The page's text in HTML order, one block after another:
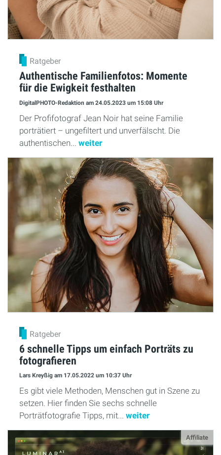
Ratgeber
Authentische Familienfotos: Momente
für die Ewigkeit festhalten
DigitalPHOTO-Redaktion am 24.05.2023 um 15:08 Uhr
Der Profifotograf Jean Noir hat seine Familie
porträtiert – ungefiltert und unverfälscht. Die
authentischen... weiter
Ratgeber
6 schnelle Tipps um einfach Porträts zu
fotografieren
Lars Kreyßig am 17.05.2022 um 10:37 Uhr
Es gibt viele Methoden, Menschen gut in Szene zu
setzen. Hier finden Sie sechs schnelle
Porträtfotografie Tipps, mit... weiter
Affiliate